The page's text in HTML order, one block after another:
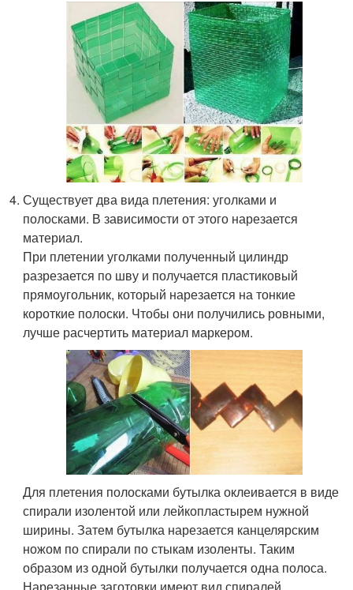
Существует два вида плетения: уголками и
полосками. В зависимости от этого нарезается
материал.
При плетении уголками полученный цилиндр
разрезается по шву и получается пластиковый
прямоугольник, который нарезается на тонкие
короткие полоски. Чтобы они получились ровными,
лучше расчертить материал маркером.
Для плетения полосками бутылка оклеивается в виде
спирали изолентой или лейкопластырем нужной
ширины. Затем бутылка нарезается канцелярским
ножом по спирали по стыкам изоленты. Таким
образом из одной бутылки получается одна полоса.
Нарезанные заготовки имеют вид спиралей.